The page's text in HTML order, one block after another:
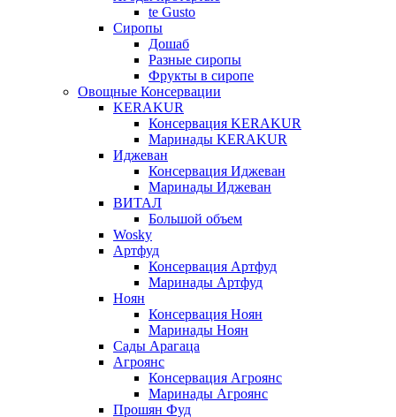
te Gusto
Сиропы
Дошаб
Разные сиропы
Фрукты в сиропе
Овощные Консервации
KERAKUR
Консервация KERAKUR
Маринады KERAKUR
Иджеван
Консервация Иджеван
Маринады Иджеван
ВИТАЛ
Большой объем
Wosky
Артфуд
Консервация Артфуд
Маринады Артфуд
Ноян
Консервация Ноян
Маринады Ноян
Сады Арагаца
Агроянс
Консервация Агроянс
Маринады Агроянс
Прошян Фуд